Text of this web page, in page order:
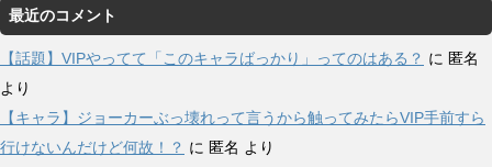
最近のコメント
【話題】VIPやってて「このキャラばっかり」ってのはある？ に 匿名
より
【キャラ】ジョーカーぶっ壊れって言うから触ってみたらVIP手前すら
行けないんだけど何故！？ に 匿名 より